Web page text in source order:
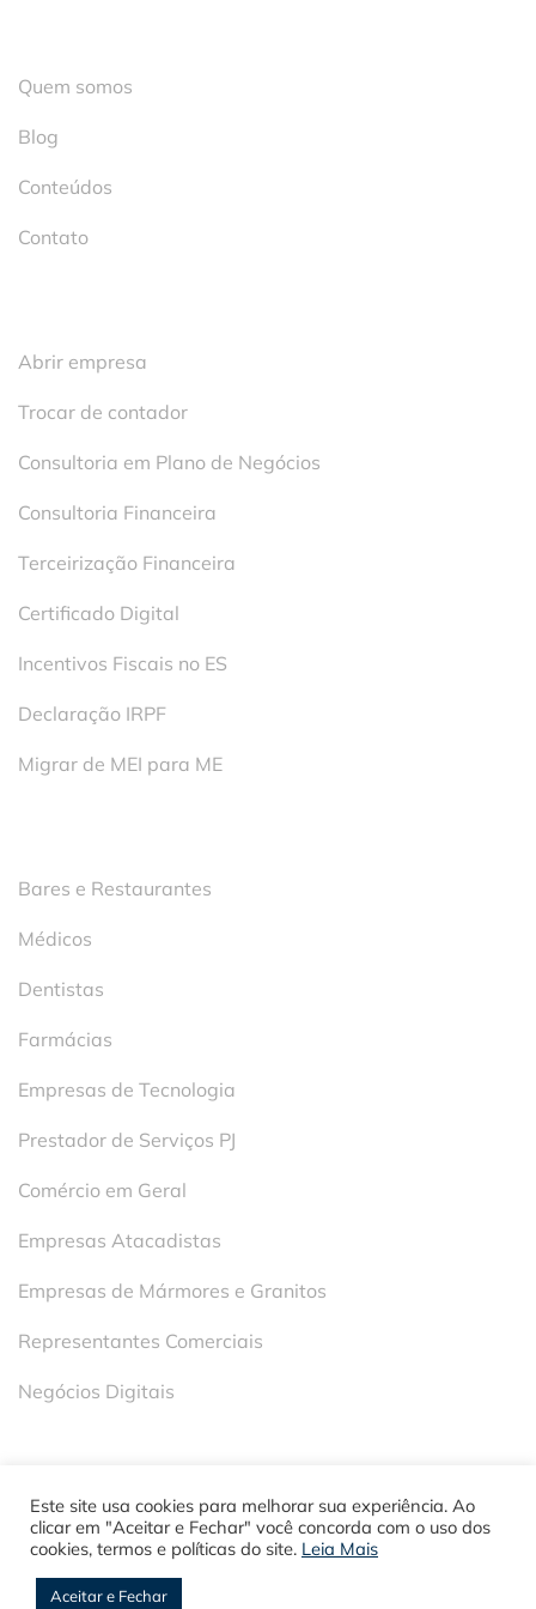
Quem somos
Blog
Conteúdos
Contato
Abrir empresa
Trocar de contador
Consultoria em Plano de Negócios
Consultoria Financeira
Terceirização Financeira
Certificado Digital
Incentivos Fiscais no ES
Declaração IRPF
Migrar de MEI para ME
Bares e Restaurantes
Médicos
Dentistas
Farmácias
Empresas de Tecnologia
Prestador de Serviços PJ
Comércio em Geral
Empresas Atacadistas
Empresas de Mármores e Granitos
Representantes Comerciais
Negócios Digitais
2023 © Facilitta Contabilidade
Este site usa cookies para melhorar sua experiência. Ao
clicar em "Aceitar e Fechar" você concorda com o uso dos
cookies, termos e políticas do site. Leia Mais
Aceitar e Fechar